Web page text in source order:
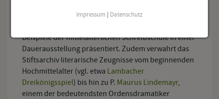
sowie eine Vielzahl von Exlibris geschaffen hat.
Beispiele der mittelalterlichen Schreibschule in einer
Dauerausstellung präsentiert. Zudem verwahrt das
Stiftsarchiv literarische Zeugnisse vom beginnenden
Hochmittelalter (vgl. etwa Lambacher
Dreikönigsspiel) bis hin zu P. Maurus Lindemayr,
einem der bedeutendsten Ordensdramatiker
Impressum | Datenschutz